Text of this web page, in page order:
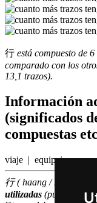
行 está compuesto de 6
comparado con los
13,1 trazos).
Información
(significados
compuestas
viaje | equipaje
行 ( haang / haang4 )
utilizadas (puesto